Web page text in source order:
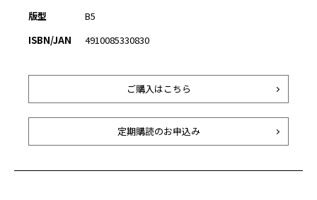
版型
B5
ISBN/JAN
4910085330830
ご購入はこちら
定期購読のお申込み